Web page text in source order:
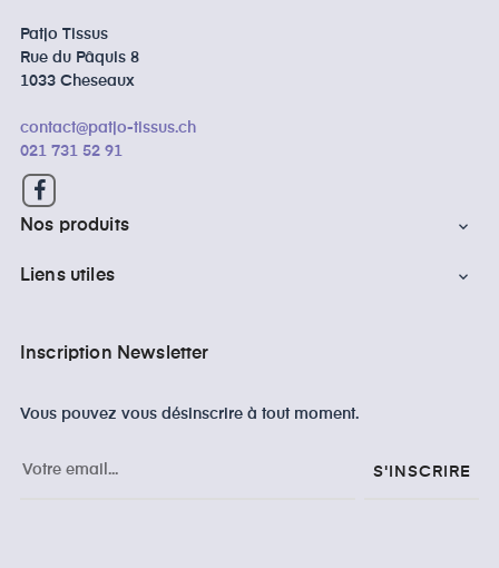
Patjo Tissus
Rue du Pâquis 8
1033 Cheseaux
contact@patjo-tissus.ch
021 731 52 91
Nos produits 
Liens utiles 
Inscription Newsletter
Vous pouvez vous désinscrire à tout moment.
S'INSCRIRE